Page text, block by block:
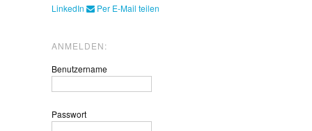
LinkedIn
Per E-Mail teilen
ANMELDEN:
Benutzername
Passwort